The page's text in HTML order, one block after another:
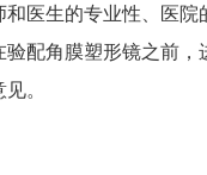
医生的专业性、医
配角膜塑形镜之前
。